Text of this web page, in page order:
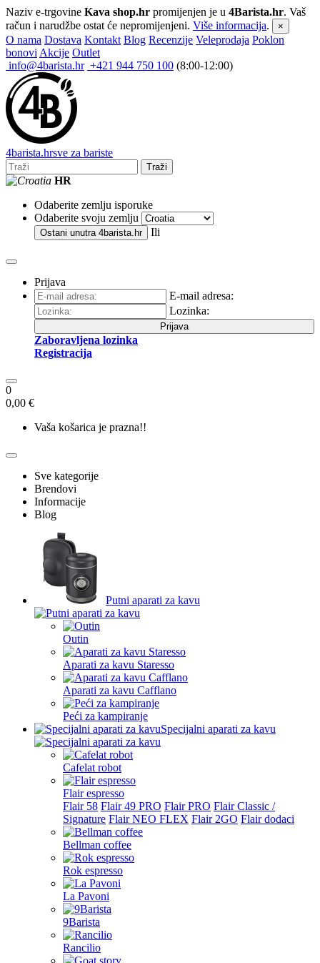
Naziv e-trgovine Kava shop.hr promijenjen je u 4Barista.hr. Vaš
račun i narudžbe ostat će nepromijenjeni. Više informacija. ×
O nama Dostava Kontakt Blog Recenzije Veleprodaja Poklon
bonovi Akcije Outlet
info@4barista.hr +421 944 750 100 (8:00-12:00)
4barista.hrsve za bariste
Traži
HR
Odaberite zemlju isporuke
Odaberite svoju zemlju
Ostani unutra 4barista.hr Ili
Prijava
E-mail adresa:
Lozinka:
Prijava
Zaboravljena lozinka
Registracija
0
0,00 €
Vaša košarica je prazna!!
Sve kategorije
Brendovi
Informacije
Blog
Putni aparati za kavu
Outin
Aparati za kavu Staresso
Aparati za kavu Cafflano
Peći za kampiranje
Specijalni aparati za kavu
Cafelat robot
Flair espresso
Flair 58 Flair 49 PRO Flair PRO Flair Classic /
Signature Flair NEO FLEX Flair 2GO Flair dodaci
Bellman coffee
Rok espresso
La Pavoni
9Barista
Rancilio